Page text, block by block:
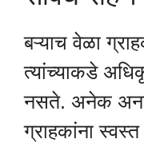
बऱ्याच वेळा
त्यांच्याकडे
नसते. अनेक
ग्राहकांना